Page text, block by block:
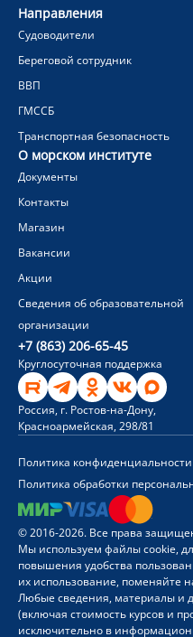
Направления
Судоводители
Береговой сотрудник
ВВП
ГМССБ
Транспортная безопасность
О морском институте
Документы
Контакты
Магазин
Вакансии
Акции
Сведения об образовательной
организации
+7 (863) 206-65-45
Круглосуточная поддержка
Россия, г. Ростов-на-Дону,
Красноармейская, 298/81
Политика конфиденциальности
Политика обработки
© 2016-2026. Все права
Мы используем файлы cookie,
повышения удобства
их использование, поменяйте
Любые сведения, материалы и
(включая стоимость курсов и
исключительно в